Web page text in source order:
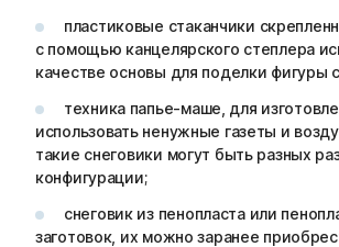
пластиковые стаканчики
с помощью канцелярского степлера
качестве основы для поделки фигуры
техника папье-маше, для
использовать ненужные газеты и
такие снеговики могут быть разных
конфигурации;
снеговик из пенопласта или
заготовок, их можно заранее